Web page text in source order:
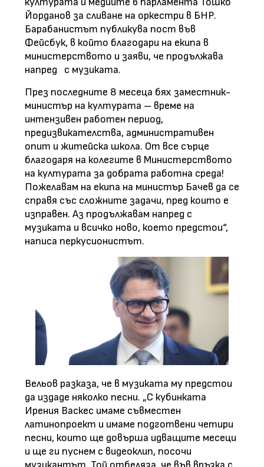
Йорданов за сливане на оркестри в БНР.
Барабанистът публикува пост във
Фейсбук, в който благодари на екипа в
министерството и заяви, че продължава
напред с музиката.
През последните 8 месеца бях заместник-
министър на културата – време на
интензивен работен период,
предизвикателства, административен
опит и житейска школа. От все сърце
благодаря на колегите в Министерството
на културата за добрата работна среда!
Пожелавам на екипа на министър Бачев да се
справя със сложните задачи, пред които е
изправен. Аз продължавам напред с
музиката и всичко ново, което предстои“,
написа перкусионистът.
Вельов разказа, че в музиката му предстои
да издаде няколко песни. „С кубинката
Ирения Васкес имаме съвместен
латинопроект и имаме подготвени четири
песни, които ще довърша идващите месеци
и ще ги пуснем с видеоклип, посочи